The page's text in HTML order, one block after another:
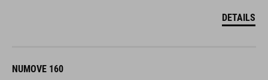
DETAILS
NUMOVE 160